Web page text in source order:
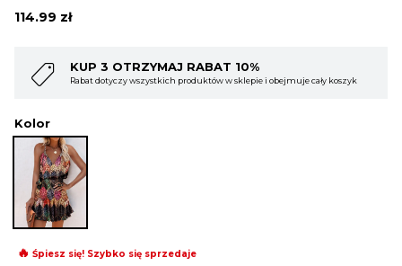
OKRYCIA WIERZCHNIE
114.99 zł
RABAT 10%
produktów w sklepie i obejmuje cały koszyk Rabat dotyczy wszystkich
Kolor
🔥 Śpiesz się! Szybko się sprzedaje